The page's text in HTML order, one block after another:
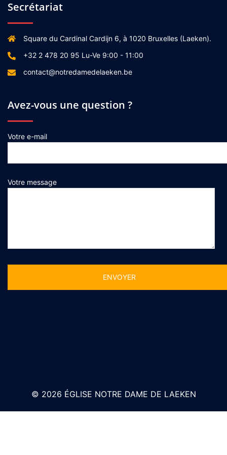
Secrétariat
Square du Cardinal Cardijn 6, à 1020 Bruxelles (Laeken).
+32 2 478 20 95 Lu-Ve 9:00 - 11:00
contact@notredamedelaeken.be
Avez-vous une question ?
Votre e-mail
Votre message
© 2026 ÉGLISE NOTRE DAME DE LAEKEN